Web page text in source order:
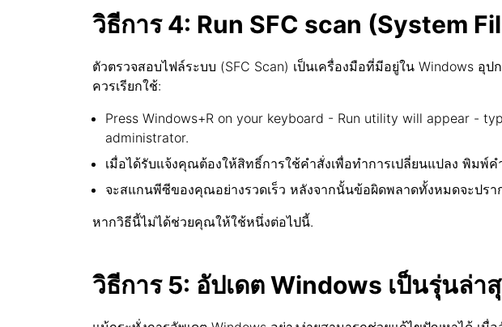
วิธีการ 4: Run SFC scan (System
ตัวตรวจสอบไฟล์ระบบ (SFC Scan) เป็นเครื่องมือที่มีอยู่ใน Windows
ควรเรียกใช้:
Press Windows+R on your keyboard - Run utility will appear -
administrator.
เมื่อได้รับแจ้งคุณต้องให้สิทธิ์การใช้คำสั่งเพื่อทำการเปลี่ยนแปลง พิมพ์
จะสแกนพีซีของคุณอย่างรวดเร็ว หลังจากนั้นข้อผิดพลาดทั้งหมดจะป
หากวิธีนี้ไม่ได้ช่วยคุณให้ใช้หนึ่งต่อไปนี้.
วิธีการ 5: อัปเดต Windows เป็นรุ่นล่า